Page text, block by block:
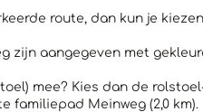
route, dan kun je
zijn aangegeven met
mee? Kies dan de
familiepad Meinweg (2,0 km).